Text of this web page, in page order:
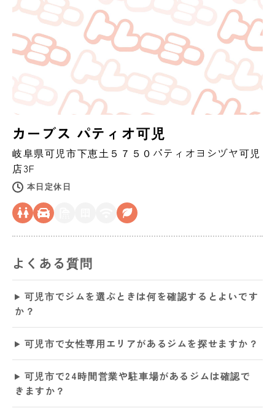
カーブス パティオ可児
岐阜県可児市下恵土５７５０パティオヨシヅヤ可児
店3F
本日定休日
よくある質問
可児市でジムを選ぶときは何を確認するとよいです
か？
可児市で女性専用エリアがあるジムを探せますか？
可児市で24時間営業や駐車場があるジムは確認で
きますか？